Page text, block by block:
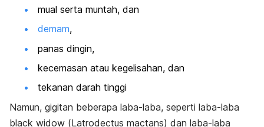
mual serta muntah, dan
demam,
panas dingin,
kecemasan atau kegelisahan, dan
tekanan darah tinggi
Namun, gigitan beberapa laba-laba, seperti laba-laba
black widow (Latrodectus mactans) dan laba-laba